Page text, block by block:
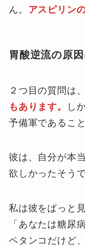
ん。
アスピリン
胃酸逆流の原
２つ目の質問は
もあります。
し
予備軍であるこ
彼は、自分が本
欲しかったそうで
私は彼をぱっと
「あなたは糖尿
ペタンコだけど